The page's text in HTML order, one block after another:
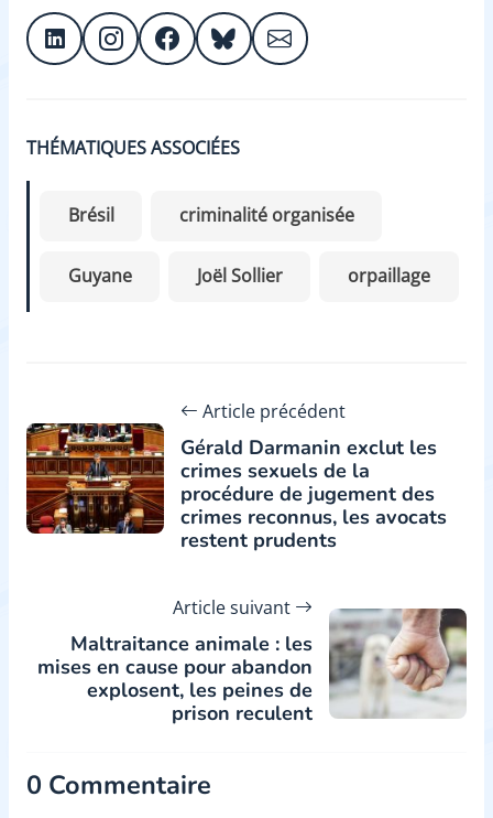
THÉMATIQUES ASSOCIÉES
Brésil criminalité organisée
Guyane Joël Sollier orpaillage
Article précédent
Gérald Darmanin exclut les
crimes sexuels de la
procédure de jugement des
crimes reconnus, les avocats
restent prudents
Article suivant
Maltraitance animale : les
mises en cause pour abandon
explosent, les peines de
prison reculent
0 Commentaire